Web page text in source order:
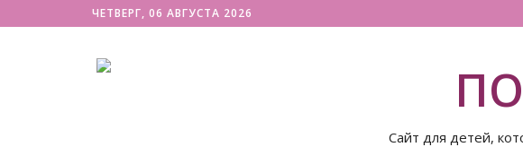
ЧЕТВЕРГ, 06 АВГУСТА 2026
Сайт для детей,